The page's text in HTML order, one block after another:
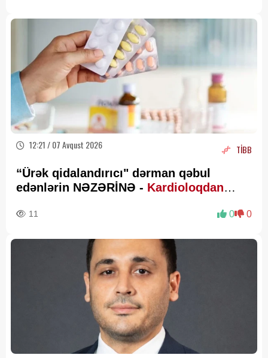
12:21 / 07 Avqust 2026 TİBB
“Ürək qidalandırıcı" dərman qəbul
edənlərin NƏZƏRİNƏ - Kardioloqdan
11 0 0